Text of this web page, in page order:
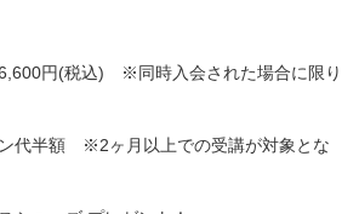
円(税込) ※同時入会された場合に限り
代半額 ※2ヶ月以上での受講が対象とな